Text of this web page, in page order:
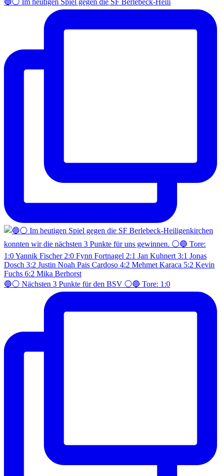
🔵⚪️ Nächsten 3 Punkte für den BSV ⚪️🔵 Tore: 1:0